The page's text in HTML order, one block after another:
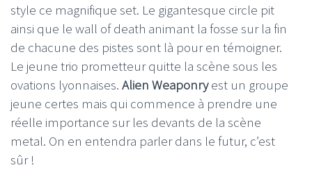
style ce magnifique set. Le gigantesque circle pit
ainsi que le wall of death animant la fosse sur la fin
de chacune des pistes sont là pour en témoigner.
Le jeune trio prometteur quitte la scène sous les
ovations lyonnaises. Alien Weaponryest un groupe
jeune certes mais qui commence à prendre une
réelle importance sur les devants de la scène
metal. On en entendra parler dans le futur, c’est
sûr !